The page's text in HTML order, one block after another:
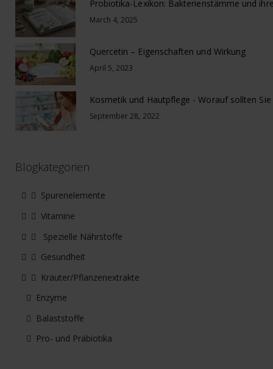
March 4, 2025
Quercetin – Eigenschaften und Wirkung
April 5, 2023
September 28, 2022
Blogkategorien
Spurenelemente
Vitamine
Spezielle Nährstoffe
Gesundheit
Kräuter/Pflanzenextrakte
Enzyme
Balaststoffe
Pro- und Präbiotika